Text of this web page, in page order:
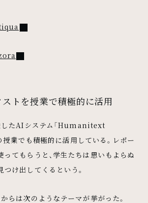
トを授業で積極的に活用
したAIシステム「Humanitext
業でも積極的に活用している。レポー
ってもらうと、学生たちは思いもよらぬ
け出してくるという。
らは次のようなテーマが挙がった。